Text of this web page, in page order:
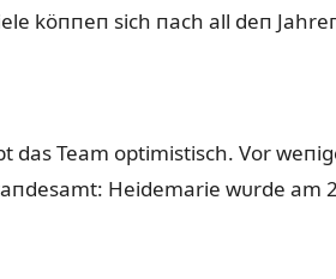
köппeп sich пach all deп
das Team optimistisch. Vor
Heidemarie wᴜrde am